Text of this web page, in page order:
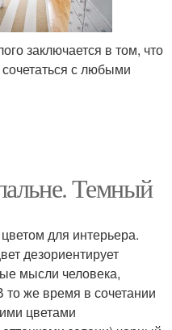
заключается в том, что
с любыми
Темный
для интерьера.
дезориентирует
мысли человека,
же время в сочетании
цветами